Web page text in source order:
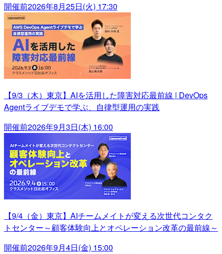
開催前2026年8月25日(火) 17:30
【9/3（木）東京】AIを活用した障害対応最前線 | DevOps
Agentライブデモで学ぶ、自律型運用の実践
開催前2026年9月3日(木) 16:00
【9/4（金）東京】AIチームメイトが変える次世代コンタク
トセンター～顧客体験向上とオペレーション改革の最前線～
開催前2026年9月4日(金) 15:00